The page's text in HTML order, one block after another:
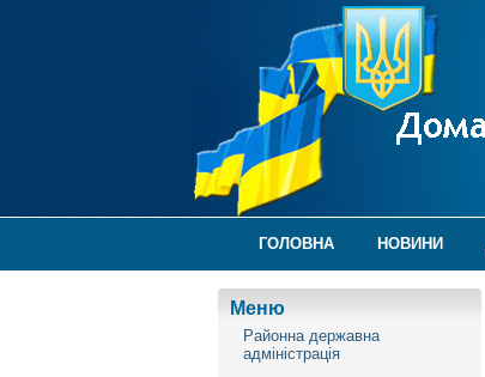
ГОЛОВНА НОВИНИ
Меню
Районна державна
адміністрація